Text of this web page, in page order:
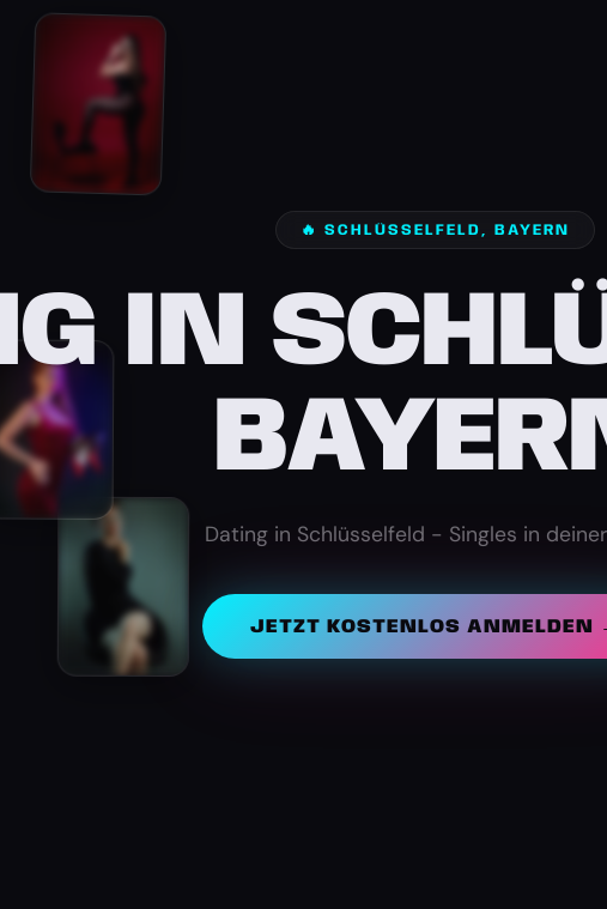
🔥 SCHLÜSSELFELD, BAYERN
IN
Dating in Schlüsselfeld - Singles in
JETZT KOSTENLOS ANMELDEN